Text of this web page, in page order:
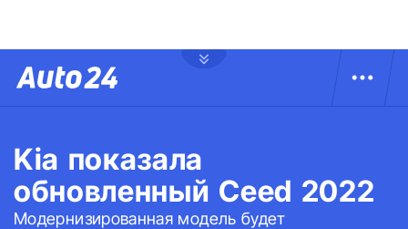
Kia показала
обновленный Ceed 2022
Модернизированная модель будет